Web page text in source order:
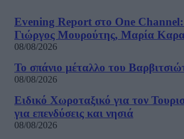
Evening Report στο One
Γιώργος Μουρούτης, Μαρία
08/08/2026
Το σπάνιο μέταλλο του
08/08/2026
Ειδικό Χωροταξικό για τον
για επενδύσεις και νησιά
08/08/2026